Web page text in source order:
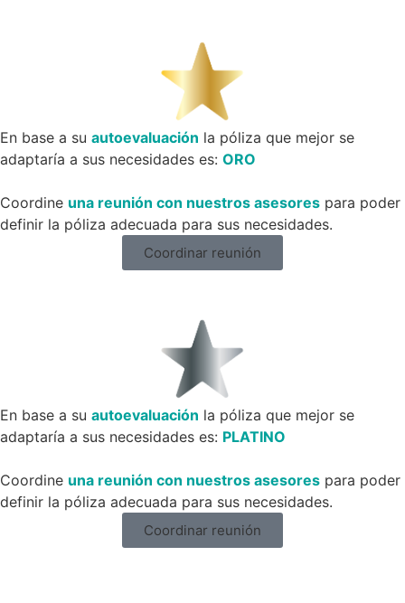
En base a su autoevaluación la póliza que mejor se
adaptaría a sus necesidades es: ORO
Coordine una reunión con nuestros asesores para poder
definir la póliza adecuada para sus necesidades.
Coordinar reunión
En base a su autoevaluación la póliza que mejor se
adaptaría a sus necesidades es: PLATINO
Coordine una reunión con nuestros asesores para poder
definir la póliza adecuada para sus necesidades.
Coordinar reunión